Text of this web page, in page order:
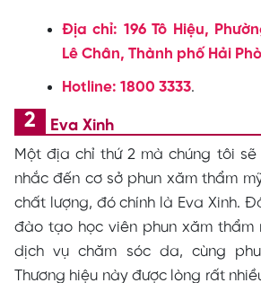
Địa chỉ: 196 Tô Hiệu,
Lê Chân, Thành phố Hải
Hotline: 1800 3333.
Eva Xinh
Một địa chỉ thứ 2 mà chúng tôi
nhắc đến cơ sở phun xăm thẩm
chất lượng, đó chính là Eva Xinh.
đào tạo học viên phun xăm thẩm
dịch vụ chăm sóc da, cùng
Thương hiệu này được lòng rất